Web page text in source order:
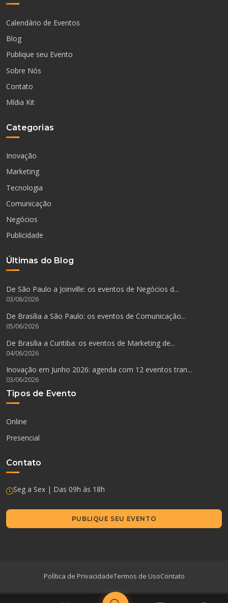
Calendário de Eventos
Blog
Publique seu Evento
Sobre Nós
Contato
Mídia Kit
Categorias
Inovação
Marketing
Tecnologia
Comunicação
Negócios
Publicidade
Últimas do Blog
De São Paulo a Joinville: os eventos de Negócios d...
03/08/2026
De Brasília a São Paulo: os eventos de Comunicação...
05/06/2026
De Brasília a Curitiba: os eventos de Marketing de...
04/06/2026
Inovação em Junho 2026: agenda com 12 eventos tran...
03/06/2026
Tipos de Evento
Online
Presencial
Contato
Seg a Sex | Das 09h às 18h
PUBLIQUE SEU EVENTO
Política de PrivacidadeTermos de UsoContato